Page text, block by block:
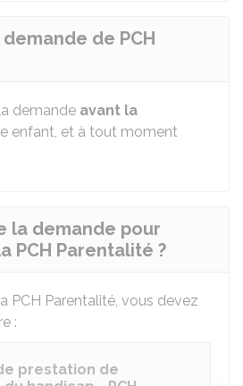
de PCH
demande avant la
enfant, et à tout moment
la demande pour
PCH Parentalité ?
PCH Parentalité, vous devez
:
prestation de